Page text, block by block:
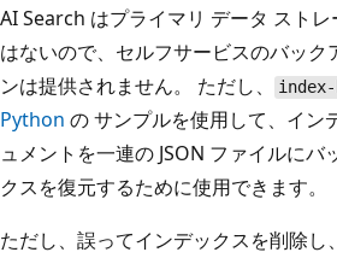
AI Search はプライマリ データ スト
はないので、セルフサービスのバック
ンは提供されません。 ただし、
Python のサンプルを使用して、イン
ュメントを一連の JSON ファイルにバ
クスを復元するために使用できます。
ただし、誤ってインデックスを削除